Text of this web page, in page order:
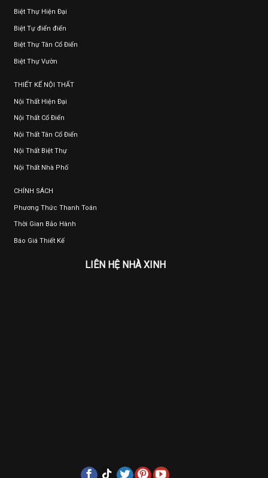
Biệt Thự Hiện Đại
Biệt Tự điển điển
Biệt Thự Tân Cổ Điển
Biệt Thự Vườn
THIẾT KẾ NỘI THẤT
Nội Thất Hiện Đại
Nội Thất Cổ Điển
Nội Thất Tân Cổ Điển
Nội Thất Biệt Thự
Nội Thất Nhà Phố
CHÍNH SÁCH
Phương Thức Thanh Toán
Thời Gian Bảo Hành
Báo Giá Thiết Kế
LIÊN HỆ NHÀ XINH